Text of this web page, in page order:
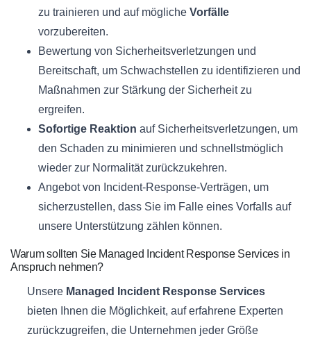
zu trainieren und auf mögliche Vorfälle
vorzubereiten.
Bewertung von Sicherheitsverletzungen und
Bereitschaft, um Schwachstellen zu identifizieren und
Maßnahmen zur Stärkung der Sicherheit zu
ergreifen.
Sofortige Reaktion auf Sicherheitsverletzungen, um
den Schaden zu minimieren und schnellstmöglich
wieder zur Normalität zurückzukehren.
Angebot von Incident-Response-Verträgen, um
sicherzustellen, dass Sie im Falle eines Vorfalls auf
unsere Unterstützung zählen können.
Warum sollten Sie Managed Incident Response Services in
Anspruch nehmen?
Unsere Managed Incident Response Services
bieten Ihnen die Möglichkeit, auf erfahrene Experten
zurückzugreifen, die Unternehmen jeder Größe